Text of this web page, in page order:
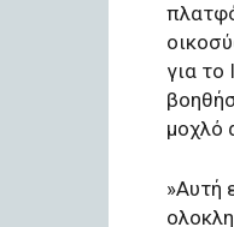
για το
μοχλό
»Αυτή